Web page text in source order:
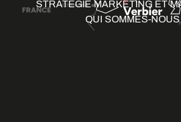
STRATÉGIE MARKETING ET
QUI SOMMES-NOUS